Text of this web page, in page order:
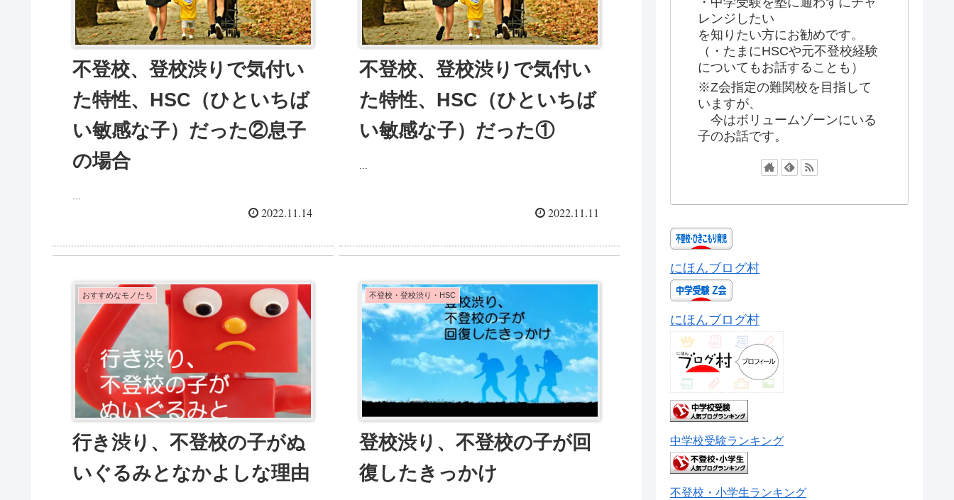
不登校、登校渋りで気付い
た特性、HSC（ひといちば
い敏感な子）だった②息子
の場合
2022.11.14
不登校、登校渋りで気付い
た特性、HSC（ひといちば
い敏感な子）だった①
2022.11.11
おすすめなモノたち
行き渋り、不登校の子がぬ
いぐるみとなかよしな理由
不登校・登校渋り・HSC
登校渋り、不登校の子が回
復したきっかけ
レンジしたい
を知りたい方にお勧めです。
（・たまにHSCや元不登校経験
についてもお話することも）
※Z会指定の難関校を目指して
いますが、
今はボリュームゾーンにいる
子のお話です。
にほんブログ村
にほんブログ村
中学校受験ランキング
不登校・小学生ランキング